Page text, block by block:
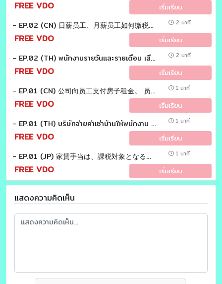
FREE VDO เริ่มเรียน
- EP.02 (CN) 日薪员工、月薪员工如何缴税？有什么不同吗？ Tax EZ laoshi 2 นาที
FREE VDO เริ่มเรียน
- EP.02 (TH) พนักงานรายวันและรายเดือน เสียภาษีอย่างไร แตกต่างกันหรือไม่ Tax EZ Sensei 2 นาที
FREE VDO เริ่มเรียน
- EP.01 (CN) 公司向员工支付房子租金。 员工需要纳税吗？Tax EZ laoshi 1 นาที
FREE VDO เริ่มเรียน
- EP.01 (TH) บริษัทจ่ายค่าเช่าบ้านให้พนักงาน พนักงานจะต้องเสียภาษีหรือไม่ Tax EZ Sensei 1 นาที
FREE VDO เริ่มเรียน
- EP.01 (JP) 家賃手当は、課税対象となるのかについてお答えします。 Tax EZ Sensei 1 นาที
FREE VDO เริ่มเรียน
แสดงความคิดเห็น